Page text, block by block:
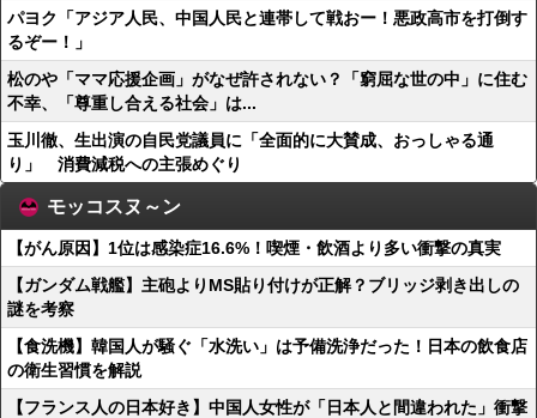
パヨク「アジア人民、中国人民と連帯して戦おー！悪政高市を打倒す
るぞー！」
松のや「ママ応援企画」がなぜ許されない？「窮屈な世の中」に住む
不幸、「尊重し合える社会」は...
玉川徹、生出演の自民党議員に「全面的に大賛成、おっしゃる通
り」 消費減税への主張めぐり
モッコスヌ～ン
【がん原因】1位は感染症16.6%！喫煙・飲酒より多い衝撃の真実
【ガンダム戦艦】主砲よりMS貼り付けが正解？ブリッジ剥き出しの
謎を考察
【食洗機】韓国人が騒ぐ「水洗い」は予備洗浄だった！日本の飲食店
の衛生習慣を解説
【フランス人の日本好き】中国人女性が「日本人と間違われた」衝撃